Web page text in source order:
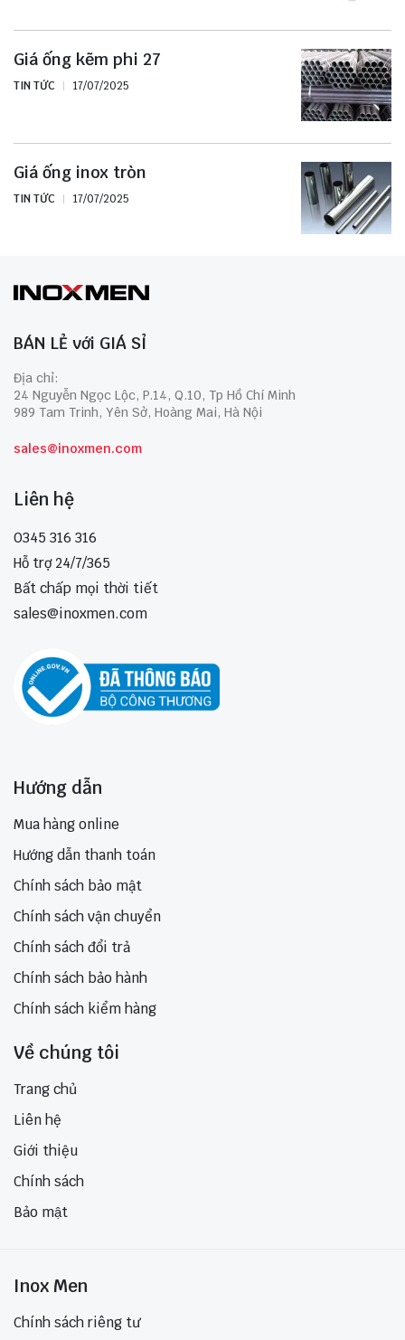
Giá ống kẽm phi 27
TIN TỨC 17/07/2025
Giá ống inox tròn
TIN TỨC 17/07/2025
BÁN LẺ với GIÁ SỈ
Địa chỉ:
24 Nguyễn Ngọc Lộc, P.14, Q.10, Tp Hồ Chí Minh
989 Tam Trinh, Yên Sở, Hoàng Mai, Hà Nội
sales@inoxmen.com
Liên hệ
0345 316 316
Hỗ trợ 24/7/365
Bất chấp mọi thời tiết
sales@inoxmen.com
Hướng dẫn
Mua hàng online
Hướng dẫn thanh toán
Chính sách bảo mật
Chính sách vận chuyển
Chính sách đổi trả
Chính sách bảo hành
Chính sách kiểm hàng
Về chúng tôi
Trang chủ
Liên hệ
Giới thiệu
Chính sách
Bảo mật
Inox Men
Chính sách riêng tư